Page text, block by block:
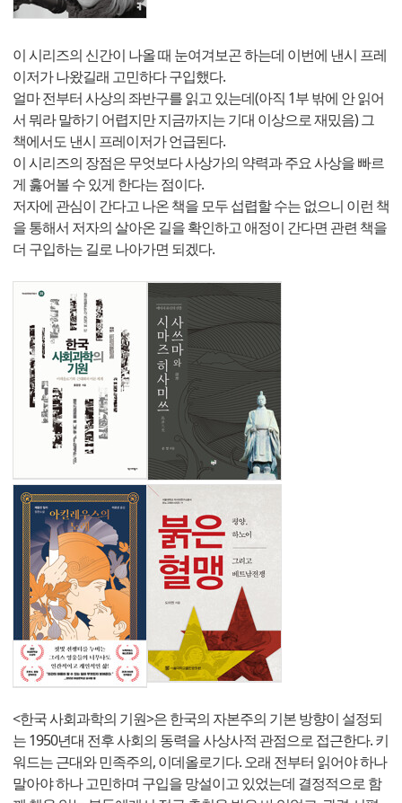
이 시리즈의 신간이 나올 때 눈여겨보곤 하는데 이번에 낸시 프레
이저가 나왔길래 고민하다 구입했다.
얼마 전부터 사상의 좌반구를 읽고 있는데(아직 1부 밖에 안 읽어
서 뭐라 말하기 어렵지만 지금까지는 기대 이상으로 재밌음) 그
책에서도 낸시 프레이저가 언급된다.
이 시리즈의 장점은 무엇보다 사상가의 약력과 주요 사상을 빠르
게 훓어볼 수 있게 한다는 점이다.
저자에 관심이 간다고 나온 책을 모두 섭렵할 수는 없으니 이런 책
을 통해서 저자의 살아온 길을 확인하고 애정이 간다면 관련 책을
더 구입하는 길로 나아가면 되겠다.
<한국 사회과학의 기원>은 한국의 자본주의 기본 방향이 설정되
는 1950년대 전후 사회의 동력을 사상사적 관점으로 접근한다. 키
워드는 근대와 민족주의, 이데올로기다. 오래 전부터 읽어야 하나
말아야 하나 고민하며 구입을 망설이고 있었는데 결정적으로 함